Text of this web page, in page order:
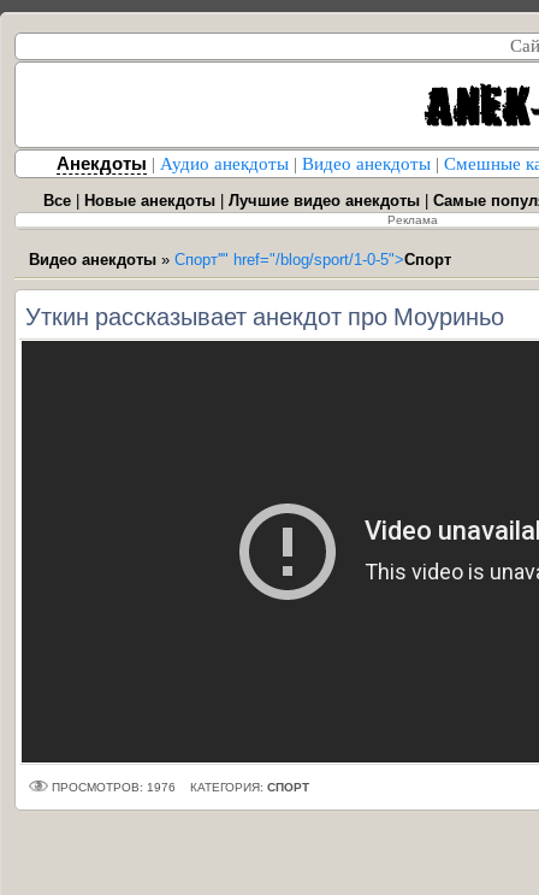
Анекдоты | Аудио анекдоты | Видео анекдоты | Смешные
Все Новые анекдоты Лучшие видео анекдоты Самые
Реклама
Видео анекдоты » Спорт''" href="/blog/sport/1-0-5">Спорт
Уткин рассказывает анекдот про Моуриньо
ПРОСМОТРОВ: 1976 КАТЕГОРИЯ: СПОРТ